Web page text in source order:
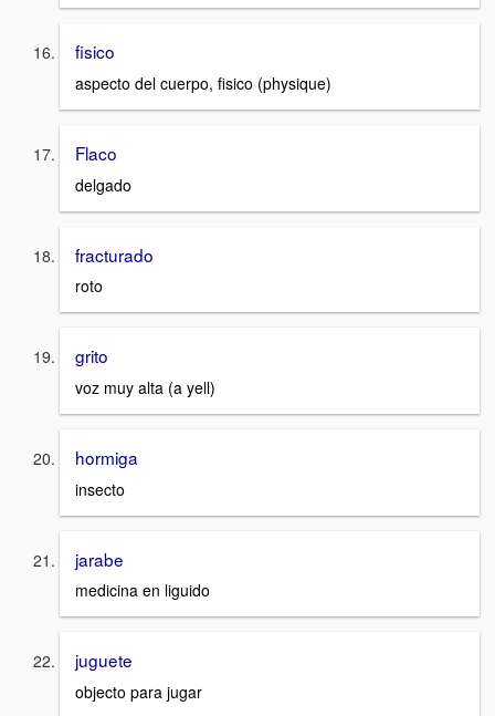
fisico
aspecto del cuerpo, fisico (physique)
Flaco
delgado
fracturado
roto
grito
voz muy alta (a yell)
hormiga
insecto
jarabe
medicina en liguido
juguete
objecto para jugar